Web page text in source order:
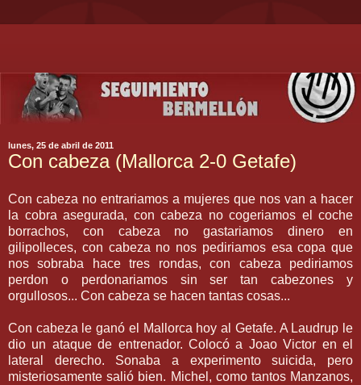
lunes, 25 de abril de 2011
Con cabeza (Mallorca 2-0 Getafe)
Con cabeza no entrariamos a mujeres que nos van a hacer
la cobra asegurada, con cabeza no cogeriamos el coche
borrachos, con cabeza no gastariamos dinero en
gilipolleces, con cabeza no nos pediriamos esa copa que
nos sobraba hace tres rondas, con cabeza pediriamos
perdon o perdonariamos sin ser tan cabezones y
orgullosos... Con cabeza se hacen tantas cosas...
Con cabeza le ganó el Mallorca hoy al Getafe. A Laudrup le
dio un ataque de entrenador. Colocó a Joao Victor en el
lateral derecho. Sonaba a experimento suicida, pero
misteriosamente salió bien. Michel, como tantos Manzanos,